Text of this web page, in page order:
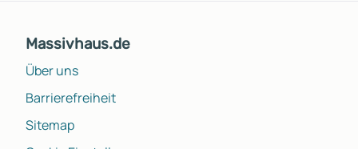
Massivhaus.de
Über uns
Barrierefreiheit
Sitemap